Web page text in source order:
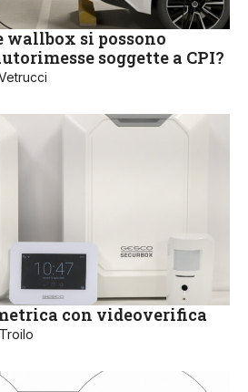
wallbox si possono
soggette a CPI?
con videoverifica